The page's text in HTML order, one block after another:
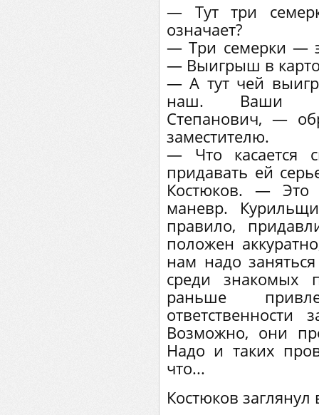
— Тут три
означает?
— Три семерки —
— Выигрыш в
— А тут чей
наш. Ваши
Степанович, —
заместителю.
— Что касается
придавать ей
Костюков. — Это
маневр.
правило,
положен
нам надо
среди знакомых
раньше
ответственности
Возможно, они
Надо и таких
что...
Костюков заглянул